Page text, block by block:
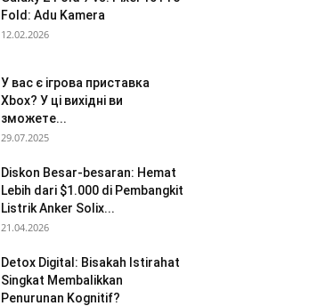
Fold: Adu Kamera
12.02.2026
У вас є ігрова приставка
Xbox? У ці вихідні ви
зможете...
29.07.2025
Diskon Besar-besaran: Hemat
Lebih dari $1.000 di Pembangkit
Listrik Anker Solix...
21.04.2026
Detox Digital: Bisakah Istirahat
Singkat Membalikkan
Penurunan Kognitif?